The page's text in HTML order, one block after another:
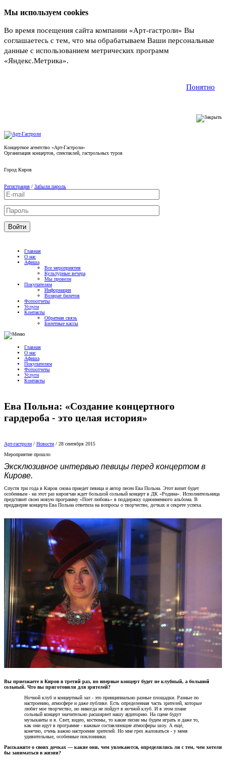
Мы используем cookies
Во время посещения сайта компании «Арт-гастроли» Вы
соглашаетесь с тем, что мы обрабатываем Ваши персональные
данные с использованием метрических программ
«Яндекс.Метрика».
Понятно
Концертное агентство «Арт-Гастроли»
Организация концертов, спектаклей, гастрольных туров
Город Киров
Регистрация / Забыли пароль
Главная
О нас
Афиша
Все мероприятия
Культурные вечера
Мы провели
Покупателям
Информация
Возврат билетов
Фотоотчеты
Услуги
Контакты
Обратная связь
Билетные кассы
Главная
О нас
Афиша
Покупателям
Фотоотчеты
Услуги
Контакты
Ева Польна: «Создание концертного
гардероба - это целая история»
Арт-гастроли / Новости / 28 сентября 2015
Мероприятие прошло
Эксклюзивное интервью певицы перед концертом в
Кирове.
Спустя три года в Киров снова приедет певица и автор песен Ева Польна. Этот визит будет
особенным - на этот раз кировчан ждет большой сольный концерт в ДК «Родина». Исполнительница
представит свою новую программу «Поет любовь» в поддержку одноименного альбома. В
преддверие концерта Ева Польна ответила на вопросы о творчестве, дочках и секрете успеха.
Вы приезжаете в Киров в третий раз, но впервые концерт будет не клубный, а большой
сольный. Что вы приготовили для зрителей?
Ночной клуб и концертный зал - это принципиально разные площадки. Разные по
настроению, атмосфере и даже публике. Есть определенная часть зрителей, которые
любят мое творчество, но никогда не пойдут в ночной клуб. И в этом плане
сольный концерт значительно расширяет нашу аудиторию. На сцене будут
музыканты и я. Свет, видео, костюмы, то какие песни мы будем играть и даже то,
как они идут в программе - важные составляющие атмосферы шоу. А ещё,
конечно, очень важно настроение зрителей. Но мне грех жаловаться - у меня
удивительные, особенные поклонники.
Расскажите о своих дочках — какие они, чем увлекаются, определились ли с тем, чем хотели
бы заниматься в жизни?